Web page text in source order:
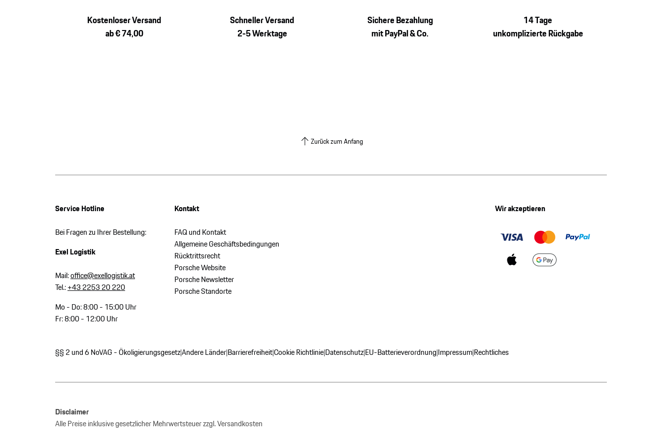
Kostenloser Versand
ab € 74,00
Schneller Versand
2-5 Werktage
Sichere Bezahlung
mit PayPal & Co.
14 Tage
unkomplizierte Rückgabe
Zurück zum Anfang
Service Hotline
Bei Fragen zu Ihrer Bestellung:
Exel Logistik
Mail:office@exellogistik.at
Tel.:+43 2253 20 220
Mo - Do: 8:00 - 15:00 Uhr
Fr: 8:00 - 12:00 Uhr
Kontakt
FAQ und Kontakt
Allgemeine Geschäftsbedingungen
Rücktrittsrecht
Porsche Website
Porsche Newsletter
Porsche Standorte
Wir akzeptieren
§§ 2 und 6 NoVAG - Ökoligierungsgesetz|Andere Länder|Barrierefreiheit|Cookie Richtlinie|Datenschutz|EU-Batterieverordnung|Impressum|Rechtliches
Disclaimer
Alle Preise inklusive gesetzlicher Mehrwertsteuer zzgl. Versandkosten